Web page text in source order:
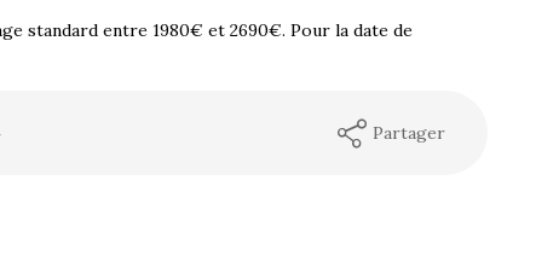
standard entre 1980€ et 2690€. Pour la date de
Partager